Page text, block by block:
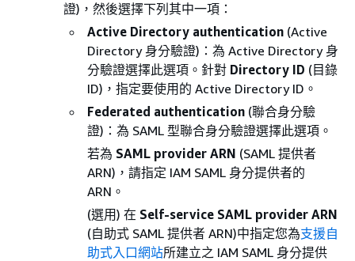
證)，然後選擇下列其中一項：
Active Directory authentication (Active
Directory 身分驗證)：為 Active Directory 身
分驗證選擇此選項。針對 Directory ID (目錄
ID)，指定要使用的 Active Directory ID。
Federated authentication (聯合身分驗
證)：為 SAML 型聯合身分驗證選擇此選項。
若為 SAML provider ARN (SAML 提供者
ARN)，請指定 IAM SAML 身分提供者的
ARN。
(選用) 在 Self-service SAML provider ARN
(自助式 SAML 提供者 ARN)中指定您為支援自
助式入口網站所建立之 IAM SAML 身分提供